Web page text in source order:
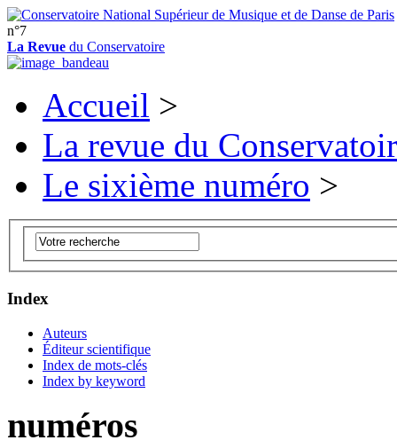
n°7
La Revue du Conservatoire
Accueil >
La revue du
Le sixième numéro >
Index
Auteurs
Éditeur scientifique
Index de mots-clés
Index by keyword
numéros